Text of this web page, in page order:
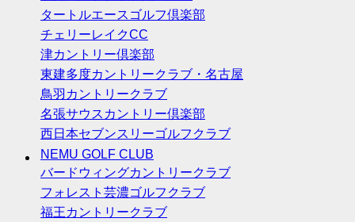
タートルエースゴルフ倶楽部
チェリーレイクCC
津カントリー倶楽部
東建多度カントリークラブ・名古屋
鳥羽カントリークラブ
名張サウスカントリー倶楽部
西日本セブンスリーゴルフクラブ
NEMU GOLF CLUB
バードウィングカントリークラブ
フォレスト芸濃ゴルフクラブ
福王カントリークラブ